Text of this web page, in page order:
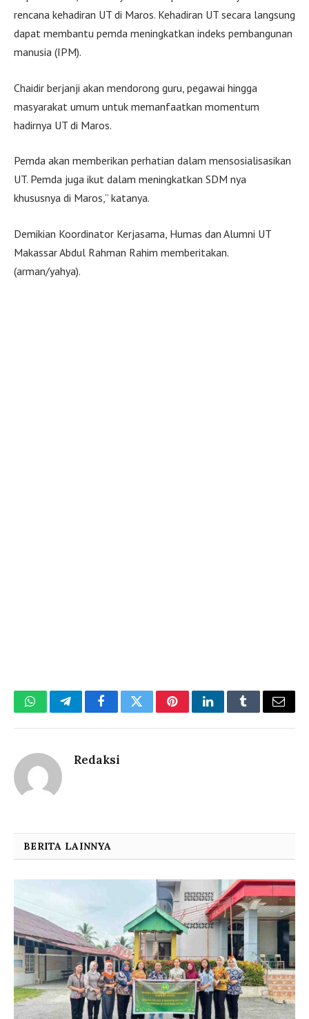
rencana kehadiran UT di Maros. Kehadiran UT secara langsung
dapat membantu pemda meningkatkan indeks pembangunan
manusia (IPM).
Chaidir berjanji akan mendorong guru, pegawai hingga
masyarakat umum untuk memanfaatkan momentum
hadirnya UT di Maros.
Pemda akan memberikan perhatian dalam mensosialisasikan
UT. Pemda juga ikut dalam meningkatkan SDM nya
khususnya di Maros,” katanya.
Demikian Koordinator Kerjasama, Humas dan Alumni UT
Makassar Abdul Rahman Rahim memberitakan.
(arman/yahya).
WhatsAppTelegramFacebookTwitterPinterestLinkedInTumblrEmail
Redaksi
BERITA LAINNYA